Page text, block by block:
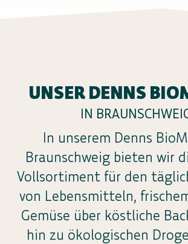
UNSER DENNS
IN
In unserem Denns
Braunschweig bieten wir
Vollsortiment für den
von Lebensmitteln,
Gemüse über köstliche
hin zu ökologischen